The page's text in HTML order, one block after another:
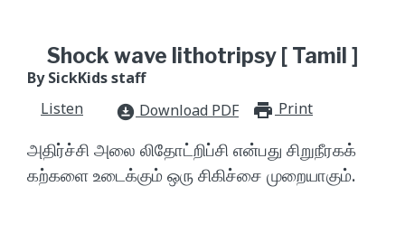
Shock wave lithotripsy [ Tamil ]
By SickKids staff
Listen
download_for_offline Download PDF Print
அதிர்ச்சி அலை லிதோட்றிப்சி என்பது சிறுநீரகக்
கற்களை உடைக்கும் ஒரு சிகிச்சை முறையாகும்.